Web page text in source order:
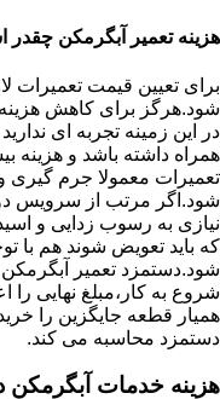
هزینه تعمیر آبگرمکن
برای تعیین قیمت تعمیرات
شود.هرگز برای کاهش هزینه
در این زمینه تجربه ای
همراه داشته باشد و هزینه
تعمیرات معمولا جرم
شود.اگر مرتب از سرویس
نیازی به رسوب زدایی و
که باید تعویض شوند هم با
شود.دستمزد تعمیر آبگرمکن
شروع به کار،مبلغ نهایی
همیار قطعه جایگزین را
دستمزد محاسبه می کند.
هزینه خدمات آبگرمکن